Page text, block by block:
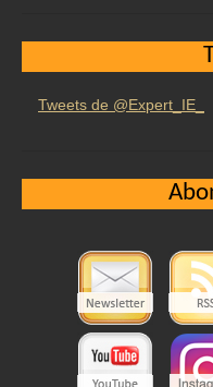
Tweets de @Expert_IE_